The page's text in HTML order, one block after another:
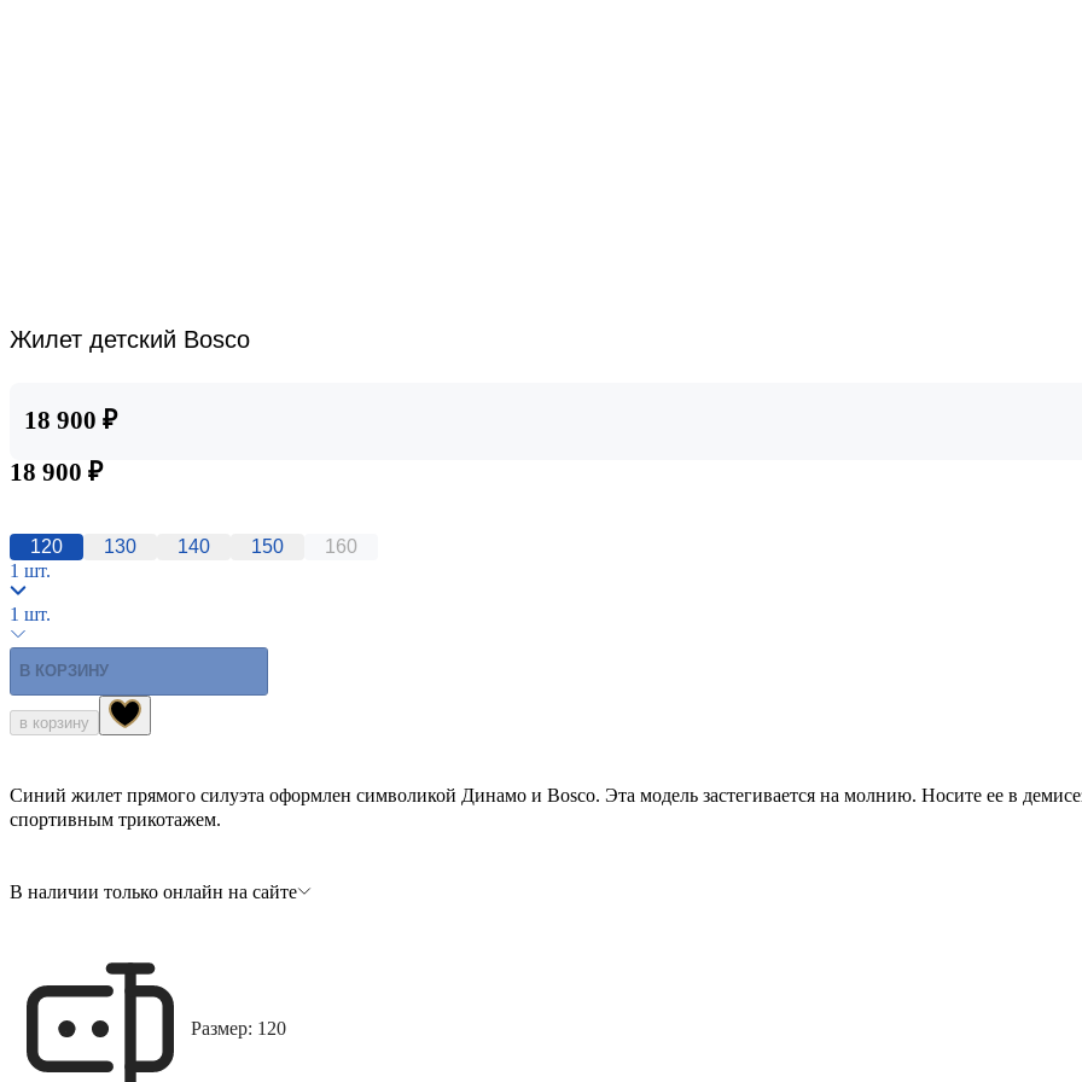
Жилет детский Bosco
18 900 ₽
18 900 ₽
120 130 140 150
160
1 шт.
1 шт.
В КОРЗИНУ
в корзину
Cиний жилет прямого силуэта оформлен символикой Динамо и Bosco. Эта модель застегивается на молнию. Носите ее в
спортивным трикотажем.
В наличии только онлайн на сайте
Размер: 120